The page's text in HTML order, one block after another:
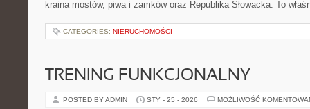
kraina mostów, piwa i zamków oraz Republika Słowacka. To
CATEGORIES: NIERUCHOMOŚCI
TRENING FUNKCJONALNY
POSTED BY ADMIN STY - 25 - 2026 MOŻLIWOŚĆ